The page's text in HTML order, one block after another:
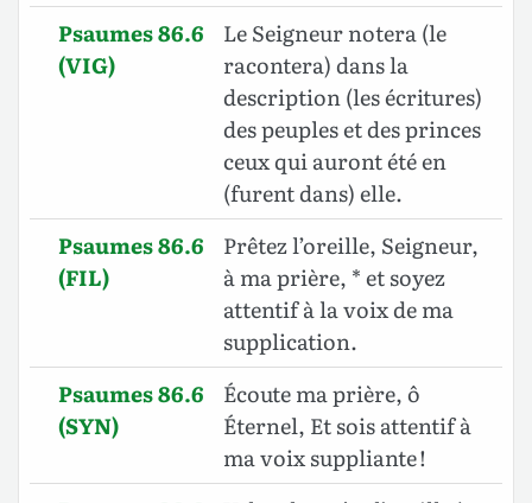
Psaumes 86.6
(VIG)
Le Seigneur notera (le
racontera) dans la
description (les écritures)
des peuples et des princes
ceux qui auront été en
(furent dans) elle.
Psaumes 86.6
(FIL)
Prêtez l’oreille, Seigneur,
à ma prière, * et soyez
attentif à la voix de ma
supplication.
Psaumes 86.6
(SYN)
Écoute ma prière, ô
Éternel, Et sois attentif à
ma voix suppliante !